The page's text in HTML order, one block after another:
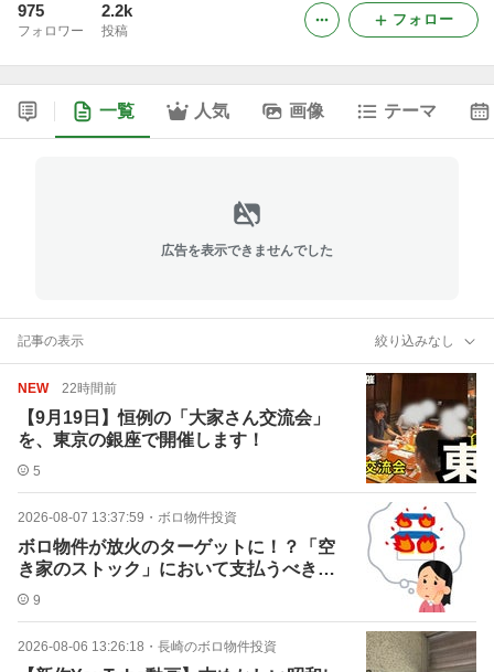
975
フォロワー
2.2k
投稿
フォロー
一覧 人気 画像 テーマ
広告を表示できませんでした
記事の表示 絞り込みなし
NEW 22時間前
【9月19日】恒例の「大家さん交流会」
を、東京の銀座で開催します！
5
2026-08-07 13:37:59 ・ ボロ物件投資
ボロ物件が放火のターゲットに！？「空
き家のストック」において支払うべきコ
ストとは？
9
2026-08-06 13:26:18 ・ 長崎のボロ物件投資